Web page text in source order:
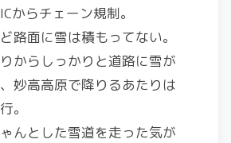
からチェーン規制。
路面に雪は積もってない。
からしっかりと道路に雪が
妙高高原で降りるあたりは
。
んとした雪道を走った気が